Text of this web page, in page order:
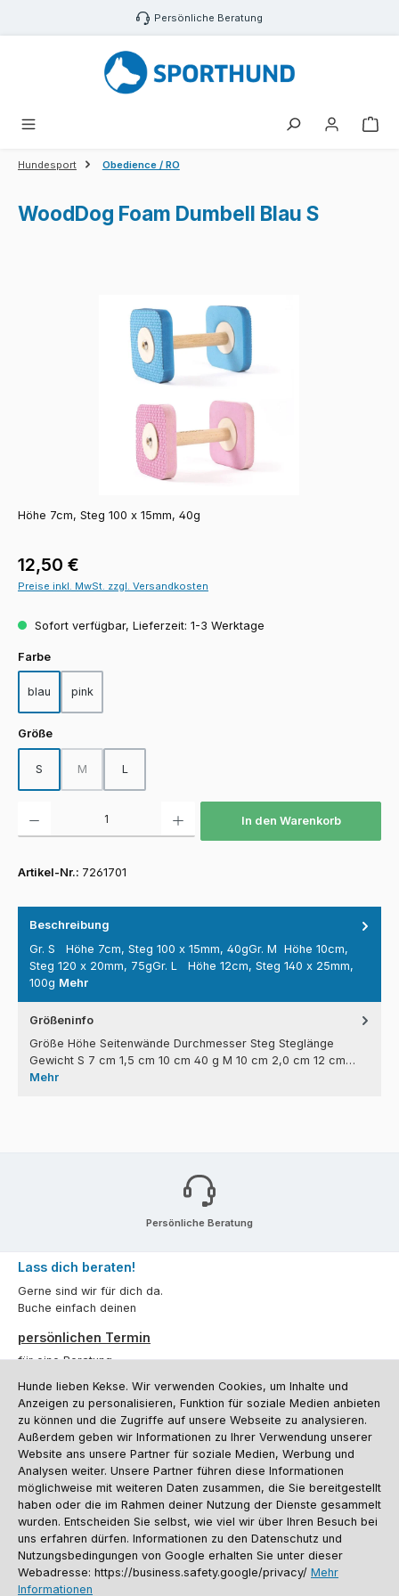
Zum Hauptinhalt springen Persönliche Beratung
Hundesport Obedience / RO
WoodDog Foam Dumbell Blau S
Höhe 7cm, Steg 100 x 15mm, 40g
Regulärer Preis:
12,50 €
Preise inkl. MwSt. zzgl. Versandkosten
Sofort verfügbar, Lieferzeit: 1-3 Werktage
Farbeauswählen
blau pink
Größeauswählen
S M
(Diese Option ist zurzeit nicht verfügbar.)
L
In den Warenkorb
Artikel-Nr.: 7261701
Beschreibung
Gr. S Höhe 7cm, Steg 100 x 15mm, 40gGr. M Höhe 10cm,
Steg 120 x 20mm, 75gGr. L Höhe 12cm, Steg 140 x 25mm,
100g Mehr
Größeninfo
Größe Höhe Seitenwände Durchmesser Steg Steglänge
Gewicht S 7 cm 1,5 cm 10 cm 40 g M 10 cm 2,0 cm 12 cm…
Mehr
Persönliche Beratung
Lass dich beraten!
Gerne sind wir für dich da.
Buche einfach deinen
persönlichen Termin
für eine Beratung.
Oder über unserKontaktformular.
Vertrag widerrufen
Kundenservice
Informationen
Social Media und Kontakt
Hunde lieben Kekse. Wir verwenden Cookies, um Inhalte und
Anzeigen zu personalisieren, Funktion für soziale Medien anbieten
zu können und die Zugriffe auf unsere Webseite zu analysieren.
Außerdem geben wir Informationen zu Ihrer Verwendung unserer
Website ans unsere Partner für soziale Medien, Werbung und
Analysen weiter. Unsere Partner führen diese Informationen
möglichweise mit weiteren Daten zusammen, die Sie bereitgestellt
haben oder die im Rahmen deiner Nutzung der Dienste gesammelt
wurden. Entscheiden Sie selbst, wie viel wir über Ihren Besuch bei
uns erfahren dürfen. Informationen zu den Datenschutz und
Nutzungsbedingungen von Google erhalten Sie unter dieser
Webadresse: https://business.safety.google/privacy/ Mehr
Informationen